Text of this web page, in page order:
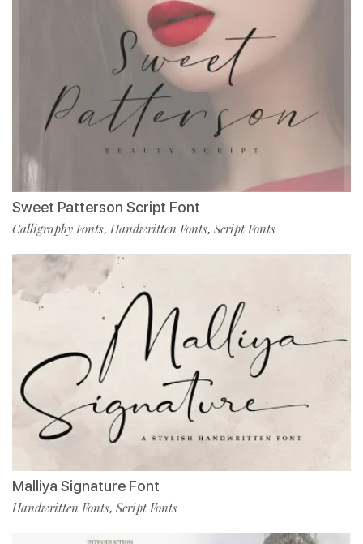
Sweet Patterson Script Font
Calligraphy Fonts, Handwritten Fonts, Script Fonts
Malliya Signature Font
Handwritten Fonts, Script Fonts